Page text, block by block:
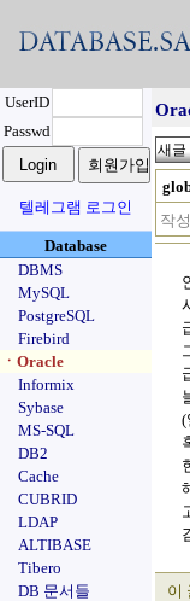
UserID
Passwd
텔레그램 로그인
Database
DBMS
MySQL
PostgreSQL
Firebird
ㆍOracle
Informix
Sybase
MS-SQL
DB2
Cache
CUBRID
LDAP
ALTIBASE
Tibero
DB 문서들
작
(
이